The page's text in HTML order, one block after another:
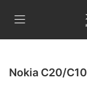
Nokia C20/C10